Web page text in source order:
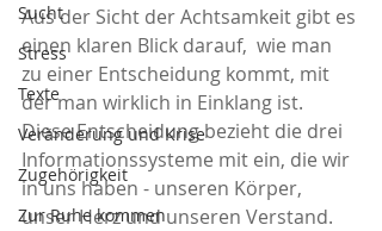
Sucht
Stress
Texte
Veränderung und Krise
Zugehörigkeit
Zur Ruhe kommen
Aus der Sicht der Achtsamkeit gibt es
einen klaren Blick darauf,  wie man
zu einer Entscheidung kommt, mit
der man wirklich in Einklang ist.
Diese Entscheidung bezieht die drei
Informationssysteme mit ein, die wir
in uns haben - unseren Körper,
unser Herz und unseren Verstand.